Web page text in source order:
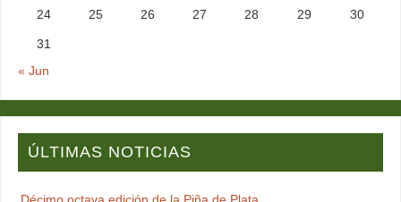
24 25 26 27 28 29 30
31
« Jun
ÚLTIMAS NOTICIAS